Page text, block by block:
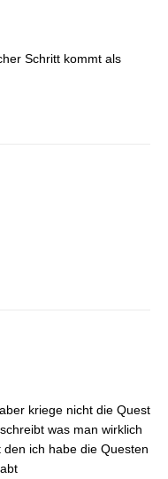
Schritt kommt als
kriege nicht die Quest
was man wirklich
ich habe die Questen